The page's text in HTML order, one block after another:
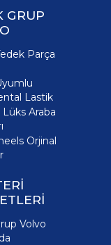
GRUP
Parça
Lastik
Lüks Araba
Orjinal
Volvo